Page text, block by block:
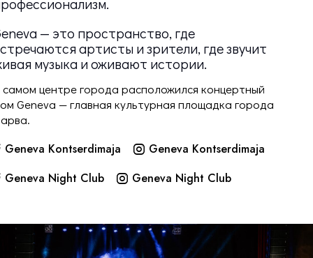
— это пространство, где
артисты и зрители, где звучит
музыка и оживают истории.
центре города расположился концертный
Geneva — главная культурная площадка города
Geneva Kontserdimaja
Geneva Kontserdimaja
Geneva Night Club
Geneva Night Club